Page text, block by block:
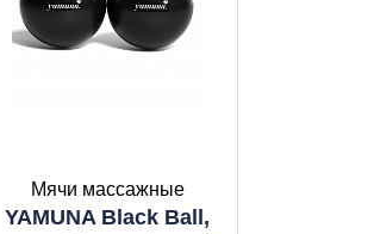
Мячи массажные
YAMUNA Black Ball,